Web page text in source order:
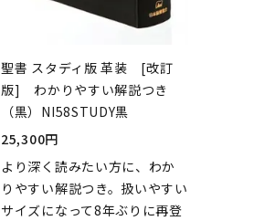
聖書 スタディ版 革装 [改訂
版] わかりやすい解説つき
（黒）NI58STUDY黒
25,300円
より深く読みたい方に、わか
りやすい解説つき。扱いやすい
サイズになって8年ぶりに再登